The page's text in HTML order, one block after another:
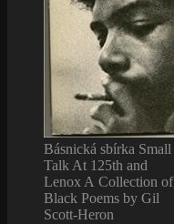
Básnická sbírka Small
Talk At 125th and
Lenox A Collection of
Black Poems by Gil
Scott-Heron